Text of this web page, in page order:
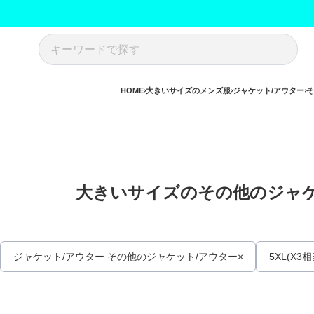
HOME 大きいサイズのメンズ服 ジャケット/アウター
大きいサイズのその他のジャ
ジャケット/アウター その他のジャケット/アウター 5XL(X3相